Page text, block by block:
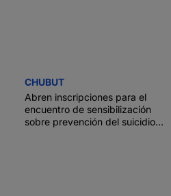
CHUBUT
Abren inscripciones para el
encuentro de sensibilización
sobre prevención del suicidio